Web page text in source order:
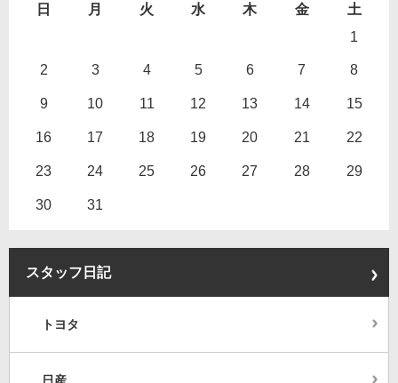
日 月 火 水 木 金
土
1
2 3 4 5 6 7 8
9 10 11 12 13 14 15
16 17 18 19 20 21 22
23 24 25 26 27 28 29
30 31
スタッフ日記
トヨタ